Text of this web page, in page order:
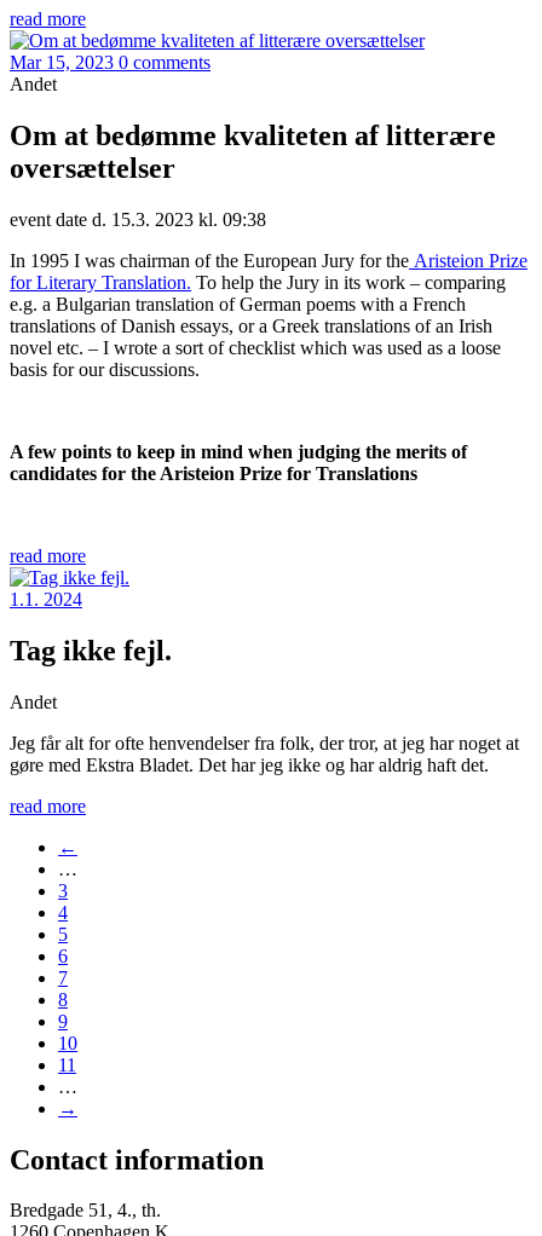
read more
Mar 15, 2023 0 comments
Andet
Om at bedømme kvaliteten af litterære
oversættelser
event date d. 15.3. 2023 kl. 09:38
In 1995 I was chairman of the European Jury for the Aristeion Prize
for Literary Translation. To help the Jury in its work – comparing
e.g. a Bulgarian translation of German poems with a French
translations of Danish essays, or a Greek translations of an Irish
novel etc. – I wrote a sort of checklist which was used as a loose
basis for our discussions.
A few points to keep in mind when judging the merits of
candidates for the Aristeion Prize for Translations
read more
1.1. 2024
Tag ikke fejl.
Andet
Jeg får alt for ofte henvendelser fra folk, der tror, at jeg har noget at
gøre med Ekstra Bladet. Det har jeg ikke og har aldrig haft det.
read more
←
…
3
4
5
6
7
8
9
10
11
…
→
Contact information
Bredgade 51, 4., th.